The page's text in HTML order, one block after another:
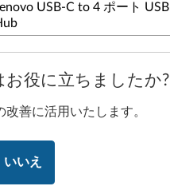
USB-C to 4 ポート
お役に立ちましたか?
改善に活用いたします。
いいえ